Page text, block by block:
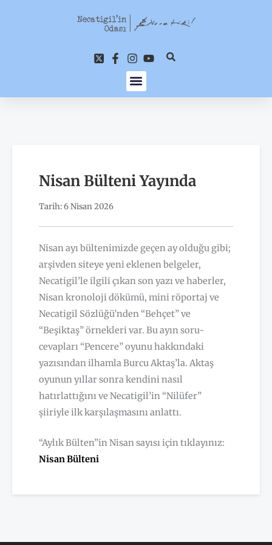
Nisan Bülteni Yayında
Tarih: 6 Nisan 2026
Nisan ayı bültenimizde geçen ay olduğu gibi;
arşivden siteye yeni eklenen belgeler,
Necatigil’le ilgili çıkan son yazı ve haberler,
Nisan kronoloji dökümü, mini röportaj ve
Necatigil Sözlüğü’nden “Behçet” ve
“Beşiktaş” örnekleri var. Bu ayın soru-
cevapları “Pencere” oyunu hakkındaki
yazısından ilhamla Burcu Aktaş’la. Aktaş
oyunun yıllar sonra kendini nasıl
hatırlattığını ve Necatigil’in “Nilüfer”
şiiriyle ilk karşılaşmasını anlattı.
“Aylık Bülten”in Nisan sayısı için tıklayınız:
Nisan Bülteni